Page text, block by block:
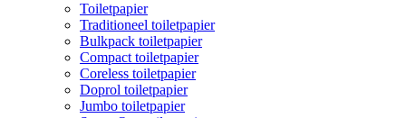
Toiletpapier
Traditioneel toiletpapier
Bulkpack toiletpapier
Compact toiletpapier
Coreless toiletpapier
Doprol toiletpapier
Jumbo toiletpapier